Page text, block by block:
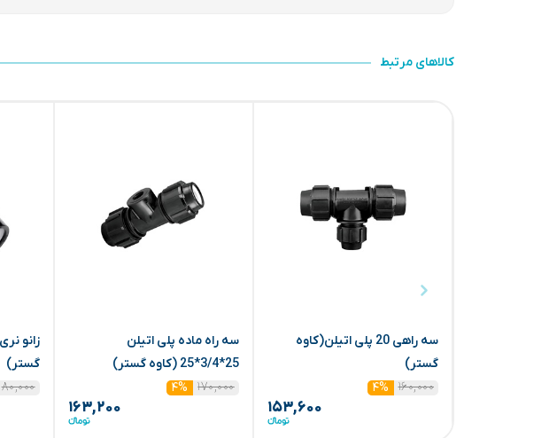
کالاهای مرتبط
سه راهی 20 پلی اتیلن(کاوه
گستر)
۱۶۰,۰۰۰
۴%
۱۵۳,۶۰۰
سه راه ماده پلی اتیلن
25*3/4*25 (کاوه گستر)
۱۷۰,۰۰۰
۴%
۱۶۳,۲۰۰
گستر)
۸۰,۰۰۰